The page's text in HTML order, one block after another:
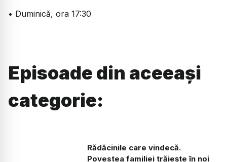
• ⁠Duminică, ora 17:30
Episoade din aceeași
categorie:
Rădăcinile care vindecă.
Povestea familiei trăiește în noi